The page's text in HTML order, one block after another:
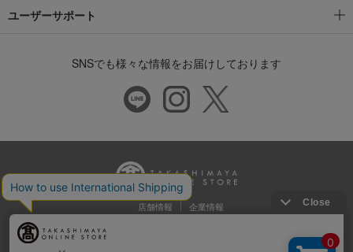
ユーザーサポート
SNSでも様々な情報をお届けしております
店舗情報 企業情報
推奨環境 特定商取引法に基づく表示
プライバシーポリシー